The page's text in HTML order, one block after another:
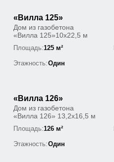
«Вилла 125»
Дом из газобетона
«Вилла 125»10х22,5 м
Площадь:125 м²
Этажность:Один
«Вилла 126»
Дом из газобетона
«Вилла 126» 13,2х16,5 м
Площадь:126 м²
Этажность:Один